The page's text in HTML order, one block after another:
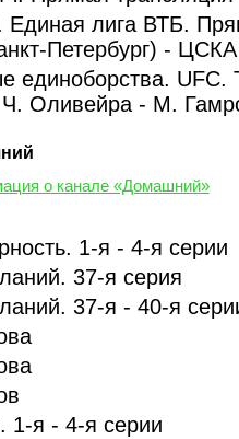
Единая лига ВТБ.
Петербург) - ЦСКА
единоборства. UFC.
Ч. Оливейра - М.
о канале «Домашний»
1-я - 4-я серии
37-я серия
37-я - 40-я
1-я - 4-я серии